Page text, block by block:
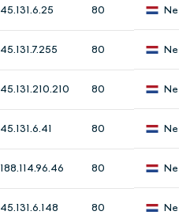
45.131.6.25 80
45.131.7.255 80
45.131.210.210 80
45.131.6.41 80
188.114.96.46 80
45.131.6.148 80